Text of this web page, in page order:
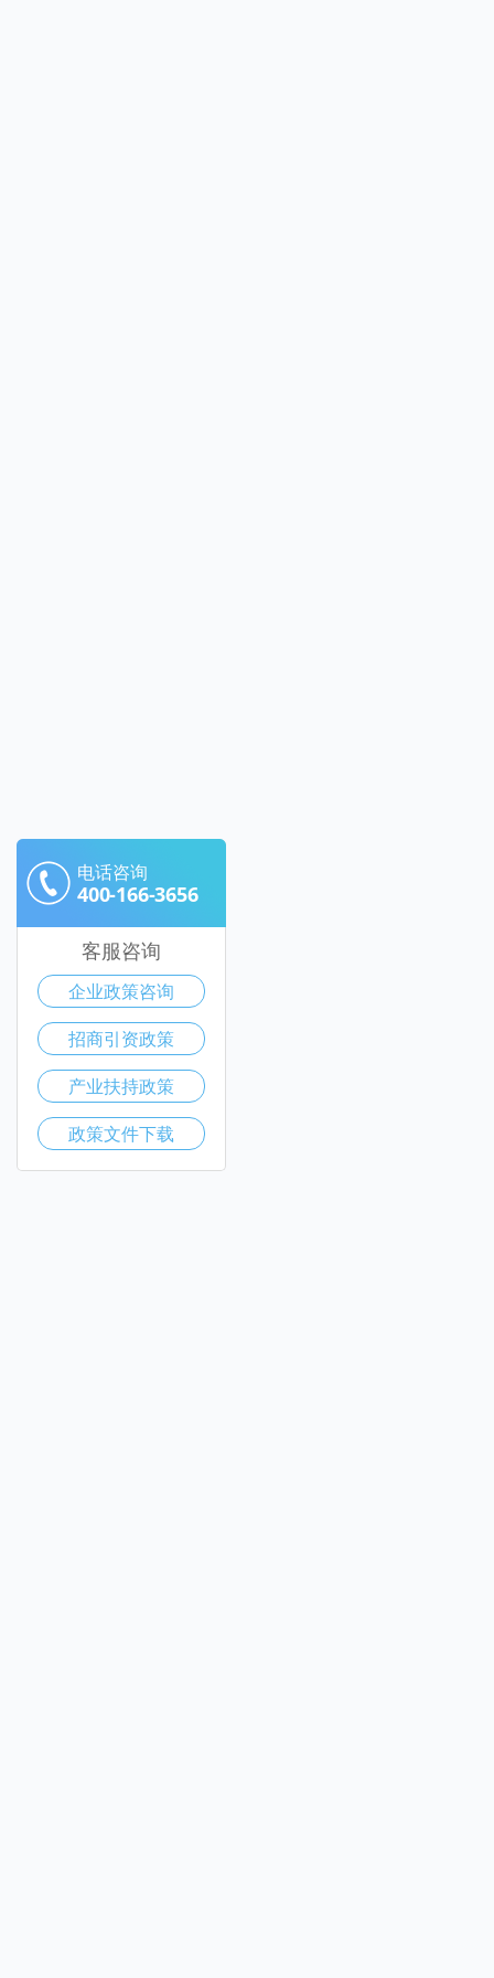
电话咨询
400-166-3656
客服咨询
企业政策咨询
招商引资政策
产业扶持政策
政策文件下载